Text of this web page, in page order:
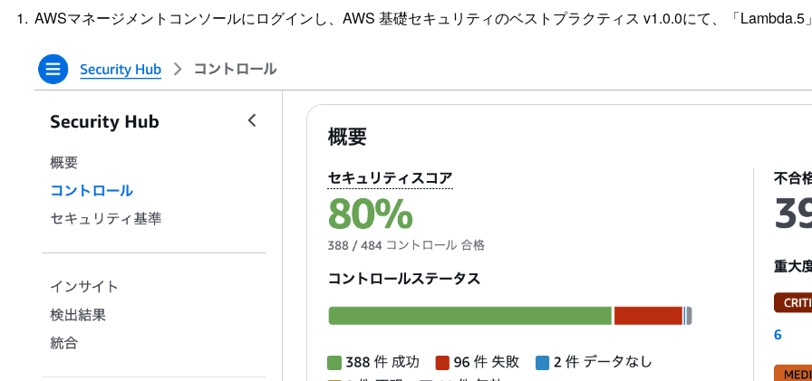
AWSマネージメントコンソールにログインし、AWS 基礎セキュリティのベストプラクティス v1.0.0にて、「Lambda.5